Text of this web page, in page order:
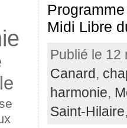
Midi Libre
Publié le
Canard ,
harmonie,
Saint-Hilaire